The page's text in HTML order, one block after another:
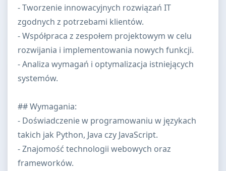
- Tworzenie innowacyjnych rozwiązań IT
zgodnych z potrzebami klientów.
- Współpraca z zespołem projektowym w celu
rozwijania i implementowania nowych funkcji.
- Analiza wymagań i optymalizacja istniejących
systemów.
## Wymagania:
- Doświadczenie w programowaniu w językach
takich jak Python, Java czy JavaScript.
- Znajomość technologii webowych oraz
frameworków.